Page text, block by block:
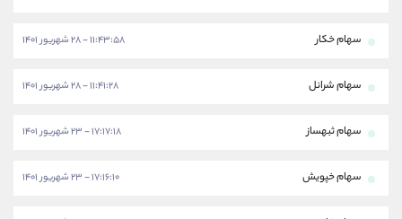
سهام خکار ۱۱:۴۳:۵۸ - ۲۸ شهریور ۱۴۰۱
سهام شرانل ۱۱:۴۱:۲۸ - ۲۸ شهریور ۱۴۰۱
سهام ثبهساز ۱۷:۱۷:۱۸ - ۲۳ شهریور ۱۴۰۱
سهام خپویش ۱۷:۱۶:۱۰ - ۲۳ شهریور ۱۴۰۱